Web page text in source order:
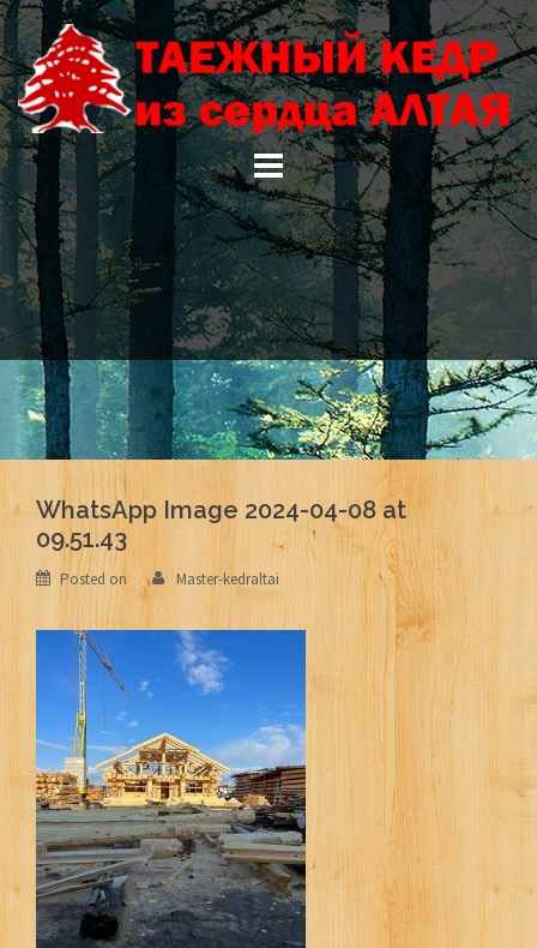
Skip
to
content
WhatsApp Image 2024-04-08 at
09.51.43
Posted on Master-kedraltai